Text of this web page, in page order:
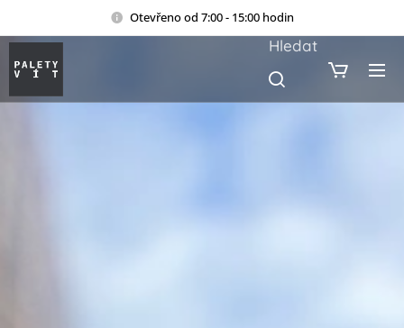
Otevřeno od 7:00 - 15:00 hodin
Hledat